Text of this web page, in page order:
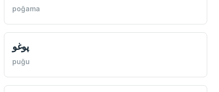
poğama
پوغو
puğu